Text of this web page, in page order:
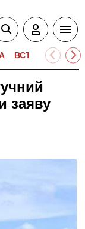
ВСТУПНА
заяву